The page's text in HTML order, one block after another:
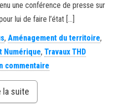
une conférence de presse sur
lui de faire l’état […]
, Aménagement du territoire,
Numérique, Travaux THD
commentaire
la suite